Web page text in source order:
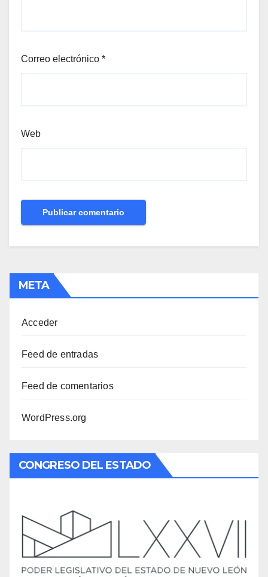
Correo electrónico *
Web
META
Acceder
Feed de entradas
Feed de comentarios
WordPress.org
CONGRESO DEL ESTADO